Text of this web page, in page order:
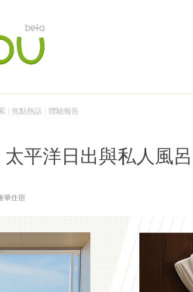
焦點熱話 體驗報告
太平洋日出與私人風
華住宿